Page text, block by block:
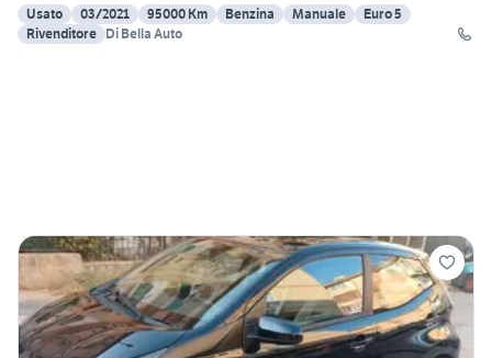
Usato
03/2021 95000 Km Benzina Manuale
Euro 5
Rivenditore Di Bella Auto